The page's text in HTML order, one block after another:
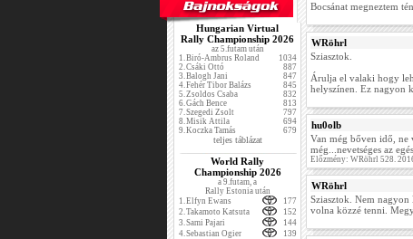
Hungarian Virtual
Rally Championship 2026
az 5.futam után
1.Biró-Ambrus Roland
1034
2.Csáki Ottó
887
3.Balogh Jani
847
4.Fehér Tibor Balázs
845
5.Zsoldos Csaba
832
6.Gách Bence
813
7.Szegedi Zsolt
797
8.Misik Attila
694
9.Koczka Tamás 679
teljes táblázat
World Rally
Championship 2026
a 9.futam, a
Rally Estonia után
1.Elfyn Ewans
177
2.Takamoto Katsuta
152
3.Sami Pajari
144
4.Sebastian Ogier
139
Bocsánat megneztem
WRöhrl
Sziasztok.
Árulja el valaki hogy
helyszínen. Ez nagyon
hu0olb
Van még bőven idő, ne
még...nevetséges az
Előzmény: WRöhrl 528.
WRöhrl
Sziasztok. Nem
volna közzé tenni.